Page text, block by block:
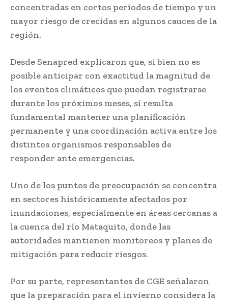
concentradas en cortos períodos de tiempo y un
mayor riesgo de crecidas en algunos cauces de la
región.
Desde Senapred explicaron que, si bien no es
posible anticipar con exactitud la magnitud de
los eventos climáticos que puedan registrarse
durante los próximos meses, sí resulta
fundamental mantener una planificación
permanente y una coordinación activa entre los
distintos organismos responsables de
responder ante emergencias.
Uno de los puntos de preocupación se concentra
en sectores históricamente afectados por
inundaciones, especialmente en áreas cercanas a
la cuenca del río Mataquito, donde las
autoridades mantienen monitoreos y planes de
mitigación para reducir riesgos.
Por su parte, representantes de CGE señalaron
que la preparación para el invierno considera la